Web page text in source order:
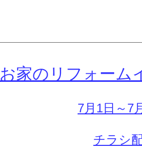
お家のリフォーム
7月1日～7
チラシ